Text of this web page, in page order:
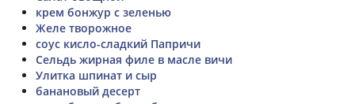
крем бонжур с зеленью
Желе творожное
соус кисло-сладкий Папричи
Сельдь жирная филе в масле вичи
Улитка шпинат и сыр
банановый десерт